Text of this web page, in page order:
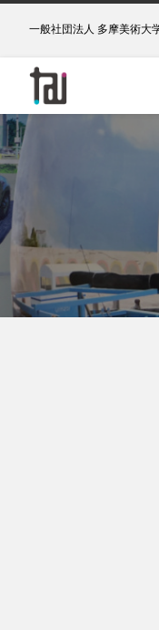
一般社団法人 多摩美術大